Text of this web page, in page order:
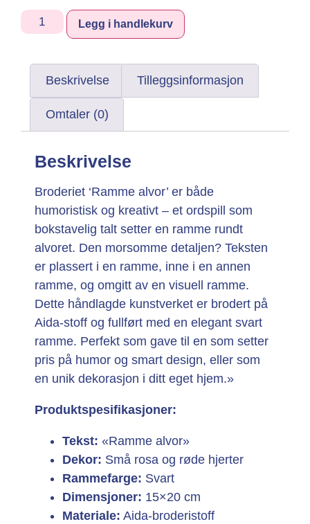
Legg i handlekurv Alternative:
Beskrivelse Tilleggsinformasjon
Omtaler (0)
Beskrivelse
Broderiet ‘Ramme alvor’ er både
humoristisk og kreativt – et ordspill som
bokstavelig talt setter en ramme rundt
alvoret. Den morsomme detaljen? Teksten
er plassert i en ramme, inne i en annen
ramme, og omgitt av en visuell ramme.
Dette håndlagde kunstverket er brodert på
Aida-stoff og fullført med en elegant svart
ramme. Perfekt som gave til en som setter
pris på humor og smart design, eller som
en unik dekorasjon i ditt eget hjem.»
Produktspesifikasjoner:
Tekst: «Ramme alvor»
Dekor: Små rosa og røde hjerter
Rammefarge: Svart
Dimensjoner: 15×20 cm
Materiale: Aida-broderistoff